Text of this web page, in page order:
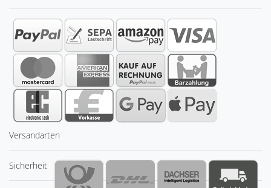
Versandarten
Sicherheit